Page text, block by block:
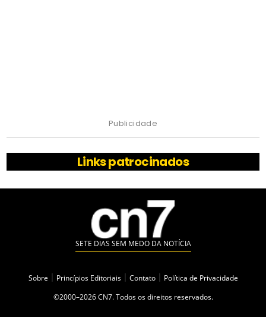
Publicidade
Links patrocinados
SETE DIAS SEM MEDO DA NOTÍCIA
Sobre Princípios Editoriais Contato
Política de Privacidade
©2000–2026 CN7. Todos os direitos reservados.